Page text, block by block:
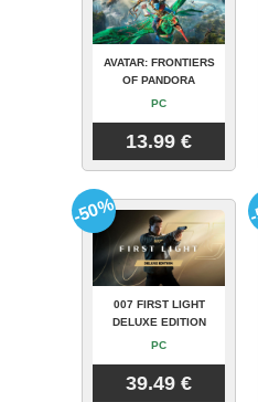
AVATAR: FRONTIERS
OF PANDORA
PC
13.99 €
007 FIRST LIGHT
DELUXE EDITION
PC
39.49 €
-50%